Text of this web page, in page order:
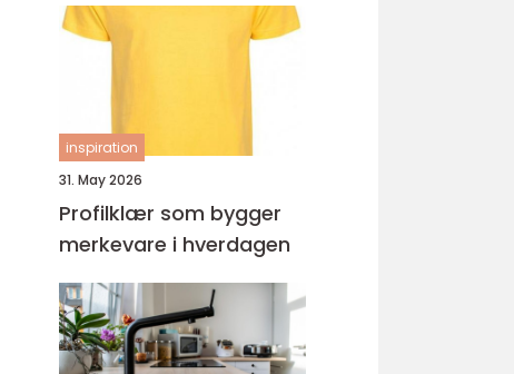
ungdomsarbeider –
inspiration
31. May 2026
Profilklær som bygger
merkevare i hverdagen